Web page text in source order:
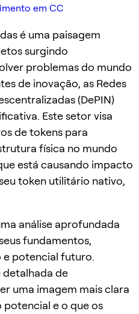
em CC
é uma paisagem
surgindo
problemas do mundo
de inovação, as Redes
(DePIN)
Este setor visa
de tokens para
física no mundo
está causando impacto
token utilitário nativo,
análise aprofundada
fundamentos,
e potencial futuro.
detalhada de
uma imagem mais clara
e o que os